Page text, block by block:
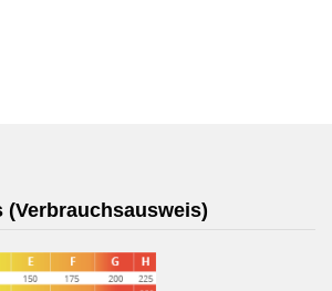
(Verbrauchsausweis)